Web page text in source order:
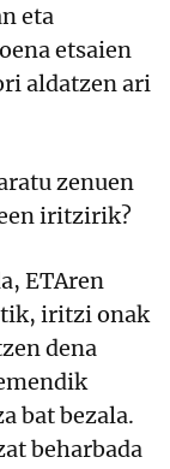
eta
etsaien
aldatzen ari
zenuen
iritzirik?
ETAren
iritzi onak
dena
bat bezala.
beharbada